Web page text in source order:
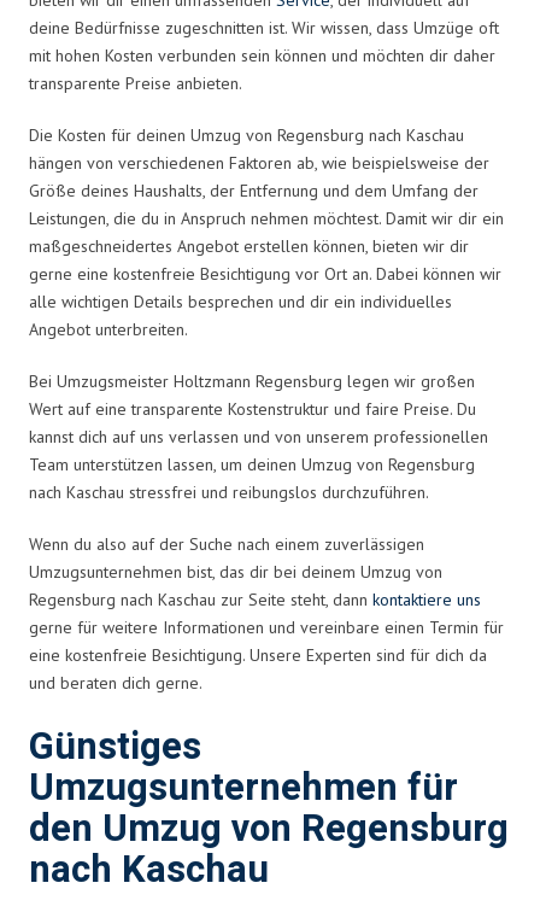
deine Bedürfnisse zugeschnitten ist. Wir wissen, dass Umzüge oft
mit hohen Kosten verbunden sein können und möchten dir daher
transparente Preise anbieten.
Die Kosten für deinen Umzug von Regensburg nach Kaschau
hängen von verschiedenen Faktoren ab, wie beispielsweise der
Größe deines Haushalts, der Entfernung und dem Umfang der
Leistungen, die du in Anspruch nehmen möchtest. Damit wir dir ein
maßgeschneidertes Angebot erstellen können, bieten wir dir
gerne eine kostenfreie Besichtigung vor Ort an. Dabei können wir
alle wichtigen Details besprechen und dir ein individuelles
Angebot unterbreiten.
Bei Umzugsmeister Holtzmann Regensburg legen wir großen
Wert auf eine transparente Kostenstruktur und faire Preise. Du
kannst dich auf uns verlassen und von unserem professionellen
Team unterstützen lassen, um deinen Umzug von Regensburg
nach Kaschau stressfrei und reibungslos durchzuführen.
Wenn du also auf der Suche nach einem zuverlässigen
Umzugsunternehmen bist, das dir bei deinem Umzug von
Regensburg nach Kaschau zur Seite steht, dann kontaktiere uns
gerne für weitere Informationen und vereinbare einen Termin für
eine kostenfreie Besichtigung. Unsere Experten sind für dich da
und beraten dich gerne.
Günstiges
Umzugsunternehmen für
den Umzug von Regensburg
nach Kaschau